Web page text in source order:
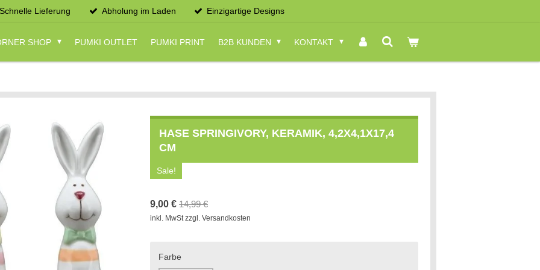
Schnelle Lieferung Abholung im Laden Einzigartige Designs
SHOP PUMKI OUTLET PUMKI PRINT B2B KUNDEN KONTAKT
HASE SPRINGIVORY, KERAMIK, 4,2X4,1X17,4
CM
Sale!
9,00 € 14,99 €
inkl. MwSt zzgl. Versandkosten
Farbe